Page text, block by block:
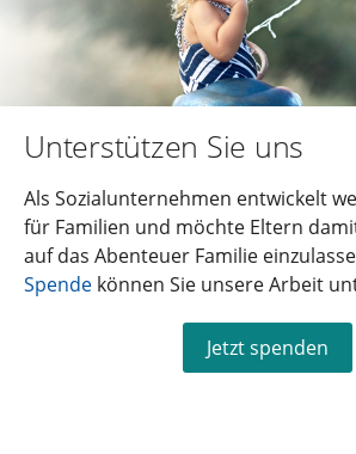
Unterstützen Sie uns
Als Sozialunternehmen entwickelt
für Familien und möchte Eltern
auf das Abenteuer Familie
Spende können Sie unsere Arbeit
Jetzt spenden